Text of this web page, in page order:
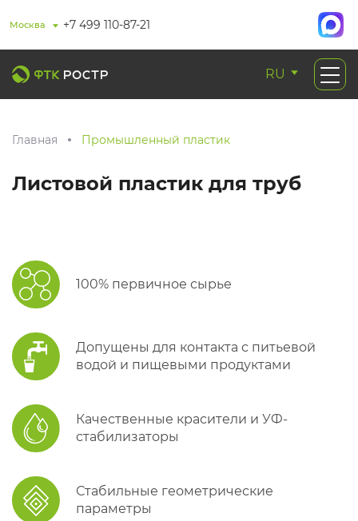
Москва +7 499 110-87-21
RU
Главная Промышленный пластик
Листовой пластик для труб
100% первичное сырье
Допущены для контакта с питьевой
водой и пищевыми продуктами
Качественные красители и УФ-
стабилизаторы
Стабильные геометрические
параметры